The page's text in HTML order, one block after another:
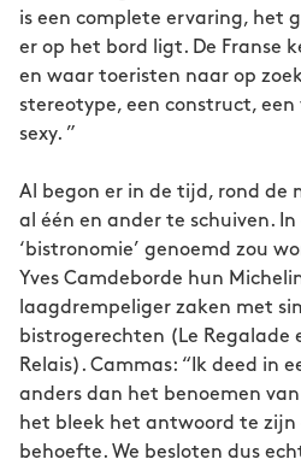
is een complete ervaring, het
er op het bord ligt. De Franse
en waar toeristen naar op
stereotype, een construct,
sexy. ”
Al begon er in de tijd, rond de
al één en ander te schuiven.
‘bistronomie’ genoemd zou
Yves Camdeborde hun
laagdrempeliger zaken met
bistrogerechten (Le Regalade
Relais). Cammas: “Ik deed in
anders dan het benoemen
het bleek het antwoord te zijn
behoefte. We besloten dus